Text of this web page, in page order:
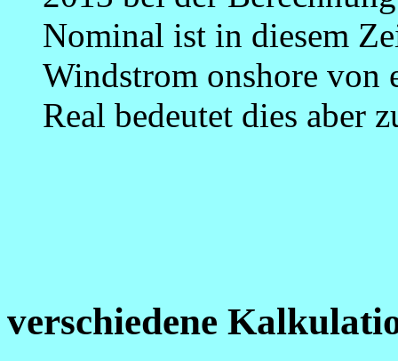
Nominal ist in diesem
Windstrom onshore von
Real bedeutet dies aber
verschiedene